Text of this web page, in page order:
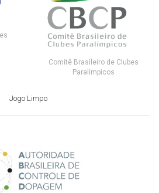
Comitê Brasileiro de Clubes
Paralímpicos
Jogo Limpo